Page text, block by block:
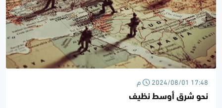
2024/08/01 17:48 م
نحو شرق أوسط نظيف